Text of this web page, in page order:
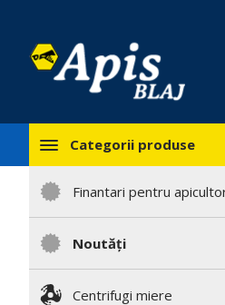
Categorii produse
Finantari pentru
Noutăți
Centrifugi miere